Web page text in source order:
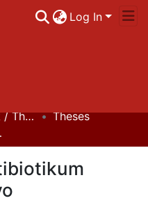
Log In
Diplomadolgozatok / Theses
Theses
esetén